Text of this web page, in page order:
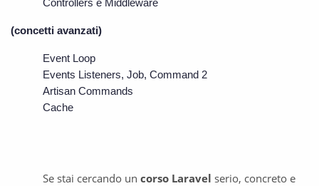
Controllers e Middleware
(concetti avanzati)
Event Loop
Events Listeners, Job, Command 2
Artisan Commands
Cache
Se stai cercando un corso Laravel serio, concreto e